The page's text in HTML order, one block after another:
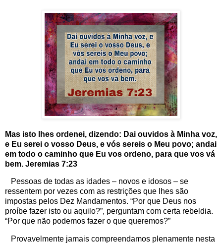
Mas isto lhes ordenei, dizendo: Dai ouvidos à Minha voz,
e Eu serei o vosso Deus, e vós sereis o Meu povo; andai
em todo o caminho que Eu vos ordeno, para que vos vá
bem. Jeremias 7:23
Pessoas de todas as idades – novos e idosos – se
ressentem por vezes com as restrições que lhes são
impostas pelos Dez Mandamentos. “Por que Deus nos
proíbe fazer isto ou aquilo?”, perguntam com certa rebeldia.
“Por que não podemos fazer o que queremos?”
Provavelmente jamais compreendamos plenamente nesta